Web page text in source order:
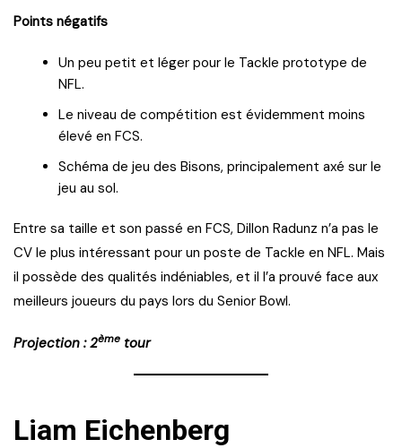
Points négatifs
Un peu petit et léger pour le Tackle prototype de
NFL.
Le niveau de compétition est évidemment moins
élevé en FCS.
Schéma de jeu des Bisons, principalement axé sur le
jeu au sol.
Entre sa taille et son passé en FCS, Dillon Radunz n’a pas le
CV le plus intéressant pour un poste de Tackle en NFL. Mais
il possède des qualités indéniables, et il l’a prouvé face aux
meilleurs joueurs du pays lors du Senior Bowl.
Projection : 2ème tour
Liam Eichenberg